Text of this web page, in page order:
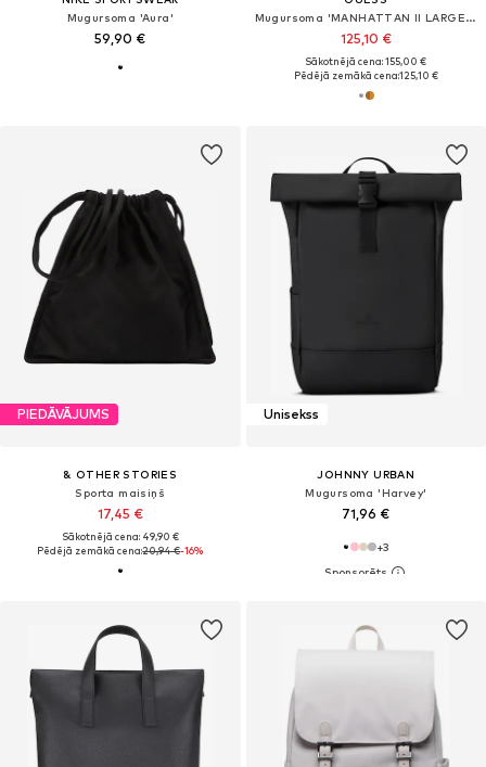
Mugursoma 'Aura'
59,90 €
Mugursoma 'MANHATTAN II LARGE BACKPACK'
125,10 €
Sākotnējā cena: 155,00 €
Pēdējā zemākā cena:125,10 €
PIEDĀVĀJUMS
& OTHER STORIES
Sporta maisiņš
17,45 €
Sākotnējā cena: 49,90 €
Pēdējā zemākā cena:20,94 €-16%
Unisekss
JOHNNY URBAN
Mugursoma 'Harvey'
71,96 €
+3